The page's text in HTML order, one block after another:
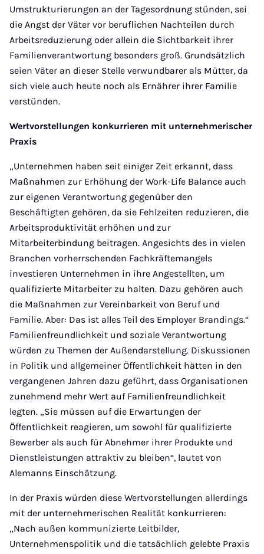
Umstrukturierungen an der Tagesordnung stünden, sei
die Angst der Väter vor beruflichen Nachteilen durch
Arbeitsreduzierung oder allein die Sichtbarkeit ihrer
Familienverantwortung besonders groß. Grundsätzlich
seien Väter an dieser Stelle verwundbarer als Mütter, da
sich viele auch heute noch als Ernährer ihrer Familie
verstünden.
Wertvorstellungen konkurrieren mit unternehmerischer
Praxis
„Unternehmen haben seit einiger Zeit erkannt, dass
Maßnahmen zur Erhöhung der Work-Life Balance auch
zur eigenen Verantwortung gegenüber den
Beschäftigten gehören, da sie Fehlzeiten reduzieren, die
Arbeitsproduktivität erhöhen und zur
Mitarbeiterbindung beitragen. Angesichts des in vielen
Branchen vorherrschenden Fachkräftemangels
investieren Unternehmen in ihre Angestellten, um
qualifizierte Mitarbeiter zu halten. Dazu gehören auch
die Maßnahmen zur Vereinbarkeit von Beruf und
Familie. Aber: Das ist alles Teil des Employer Brandings.“
Familienfreundlichkeit und soziale Verantwortung
würden zu Themen der Außendarstellung. Diskussionen
in Politik und allgemeiner Öffentlichkeit hätten in den
vergangenen Jahren dazu geführt, dass Organisationen
zunehmend mehr Wert auf Familienfreundlichkeit
legten. „Sie müssen auf die Erwartungen der
Öffentlichkeit reagieren, um sowohl für qualifizierte
Bewerber als auch für Abnehmer ihrer Produkte und
Dienstleistungen attraktiv zu bleiben“, lautet von
Alemanns Einschätzung.
In der Praxis würden diese Wertvorstellungen allerdings
mit der unternehmerischen Realität konkurrieren:
„Nach außen kommunizierte Leitbilder,
Unternehmenspolitik und die tatsächlich gelebte Praxis